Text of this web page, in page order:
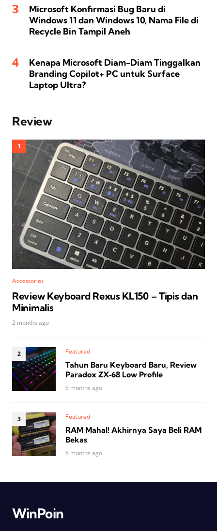
Microsoft Konfirmasi Bug Baru di
Windows 11 dan Windows 10, Nama File di
Recycle Bin Tampil Aneh
Kenapa Microsoft Diam-Diam Tinggalkan
Branding Copilot+ PC untuk Surface
Laptop Ultra?
Review
Accessories
Review Keyboard Rexus KL150 – Tipis dan
Minimalis
2 months ago
Featured
Tahun Baru Keyboard Baru, Review
Paradox ZX‑68 Low Profile
6 months ago
Featured
RAM Mahal! Akhirnya Saya Beli RAM
Bekas
6 months ago
WinPoin